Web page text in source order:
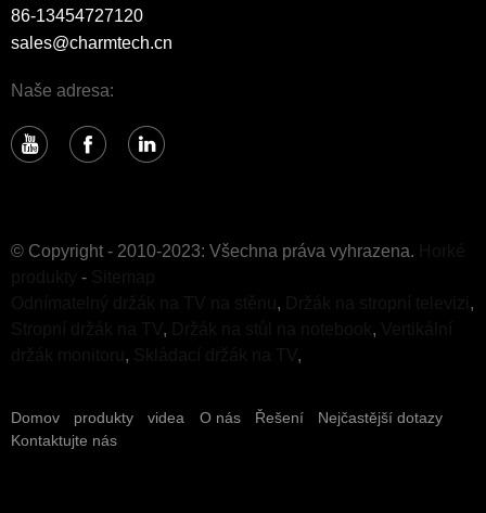
86-13454727120
sales@charmtech.cn
Naše adresa:
© Copyright - 2010-2023: Všechna práva vyhrazena.
-
,
,
, ,
, ,
Domov produkty videa O nás Řešení
Nejčastější dotazy
Kontaktujte nás